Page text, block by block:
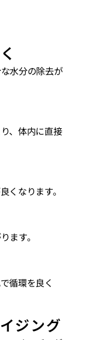
水分の除去が
、体内に直接
くなります。
ます。
循環を良く
ジング